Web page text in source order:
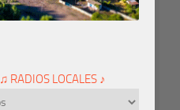
♫ RADIOS LOCALES ♪